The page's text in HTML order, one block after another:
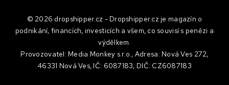
© 2026 dropshipper.cz - Dropshipper.cz je magazín o
podnikání, financích, investicích a všem, co souvisí s penězi a
výdělkem.
Provozovatel: Media Monkey s.r.o., Adresa: Nová Ves 272,
46331 Nová Ves, IČ: 6087183, DIČ: CZ6087183